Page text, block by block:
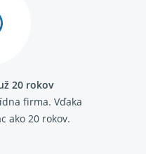
2013-
20 rokov
firma. Vďaka
ako 20 rokov.